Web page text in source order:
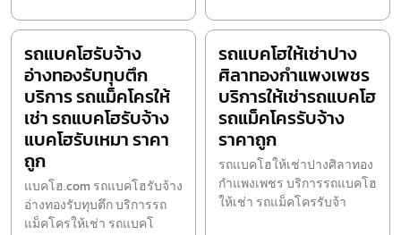
รถแบคโฮรับจ้าง
อ่างทองรับทุบตึก
บริการ รถแม็คโครให้
เช่า รถแบคโฮรับจ้าง
แบคโฮรับเหมา ราคา
ถูก
แบคโฮ.com รถแบคโฮรับจ้าง
อ่างทองรับทุบตึก บริการรถ
แม็คโครให้เช่า รถแบคโ
รถแบคโฮให้เช่าปาง
ศิลาทองกำแพงเพชร
บริการให้เช่ารถแบคโฮ
รถแม็คโครรับจ้าง
ราคาถูก
รถแบคโฮให้เช่าปางศิลาทอง
กำแพงเพชร บริการรถแบคโฮ
ให้เช่า รถแม็คโครรับจ้า